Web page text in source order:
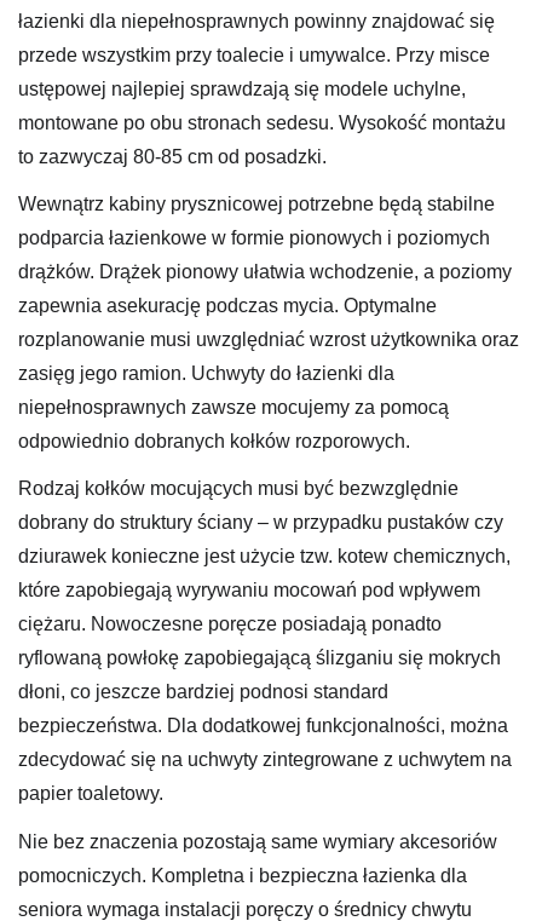
łazienki dla niepełnosprawnych powinny znajdować się
przede wszystkim przy toalecie i umywalce. Przy misce
ustępowej najlepiej sprawdzają się modele uchylne,
montowane po obu stronach sedesu. Wysokość montażu
to zazwyczaj 80-85 cm od posadzki.
Wewnątrz kabiny prysznicowej potrzebne będą stabilne
podparcia łazienkowe w formie pionowych i poziomych
drążków. Drążek pionowy ułatwia wchodzenie, a poziomy
zapewnia asekurację podczas mycia. Optymalne
rozplanowanie musi uwzględniać wzrost użytkownika oraz
zasięg jego ramion. Uchwyty do łazienki dla
niepełnosprawnych zawsze mocujemy za pomocą
odpowiednio dobranych kołków rozporowych.
Rodzaj kołków mocujących musi być bezwzględnie
dobrany do struktury ściany – w przypadku pustaków czy
dziurawek konieczne jest użycie tzw. kotew chemicznych,
które zapobiegają wyrywaniu mocowań pod wpływem
ciężaru. Nowoczesne poręcze posiadają ponadto
ryflowaną powłokę zapobiegającą ślizganiu się mokrych
dłoni, co jeszcze bardziej podnosi standard
bezpieczeństwa. Dla dodatkowej funkcjonalności, można
zdecydować się na uchwyty zintegrowane z uchwytem na
papier toaletowy.
Nie bez znaczenia pozostają same wymiary akcesoriów
pomocniczych. Kompletna i bezpieczna łazienka dla
seniora wymaga instalacji poręczy o średnicy chwytu